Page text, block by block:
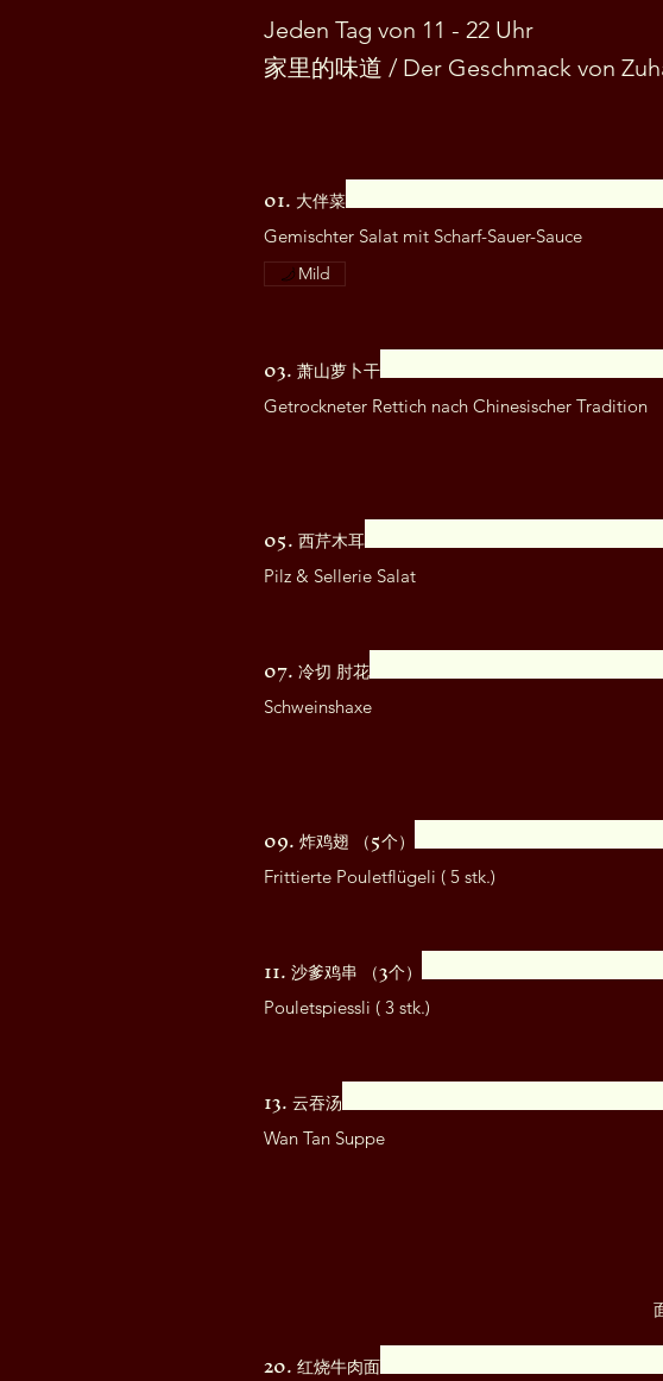
Jeden Tag von 11 - 22 Uhr
家里的味道 / Der Geschmack von
01. 大伴菜
Gemischter Salat mit Scharf-Sauer-Sauce
Mild
03. 萧山萝卜干
Getrockneter Rettich nach Chinesischer Tradition
05. 西芹木耳
Pilz & Sellerie Salat
07. 冷切 肘花
Schweinshaxe
09. 炸鸡翅 （5个）
Frittierte Pouletflügeli ( 5 stk.)
11. 沙爹鸡串 （3个）
Pouletspiessli ( 3 stk.)
13. 云吞汤
Wan Tan Suppe
20. 红烧牛肉面